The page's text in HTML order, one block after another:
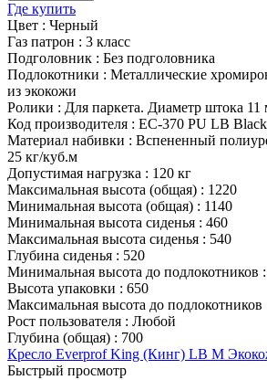
Где купить
Цвет : Черный
Газ патрон : 3 класс
Подголовник : Без подголовника
Подлокотники : Металлические
из экокожи
Ролики : Для паркета. Диаметр штока 11
Код производителя : EC-370 PU LB Black
Материал набивки : Вспененный
25 кг/куб.м
Допустимая нагрузка : 120 кг
Максимальная высота (общая) : 1220
Минимальная высота (общая) : 1140
Минимальная высота сиденья : 460
Максимальная высота сиденья : 540
Глубина сиденья : 520
Минимальная высота до подлокотников :
Высота упаковки : 650
Максимальная высота до подлокотников
Рост пользователя : Любой
Глубина (общая) : 700
Кресло Everprof King (Кинг) LB M
Быстрый просмотр